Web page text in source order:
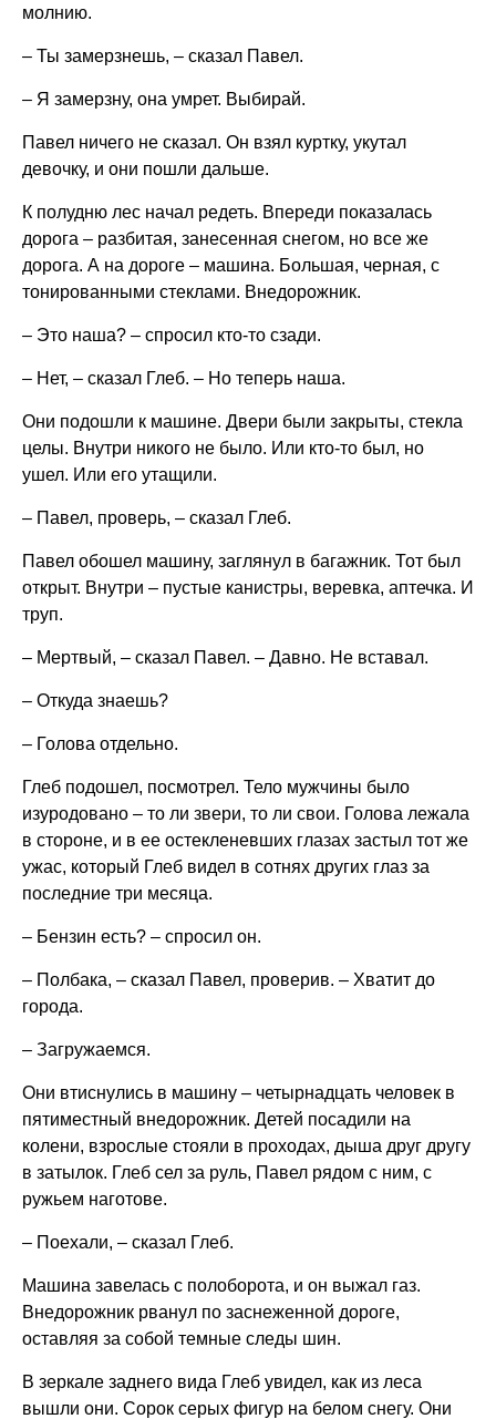
молнию.
– Ты замерзнешь, – сказал Павел.
– Я замерзну, она умрет. Выбирай.
Павел ничего не сказал. Он взял куртку, укутал
девочку, и они пошли дальше.
К полудню лес начал редеть. Впереди показалась
дорога – разбитая, занесенная снегом, но все же
дорога. А на дороге – машина. Большая, черная, с
тонированными стеклами. Внедорожник.
– Это наша? – спросил кто-то сзади.
– Нет, – сказал Глеб. – Но теперь наша.
Они подошли к машине. Двери были закрыты, стекла
целы. Внутри никого не было. Или кто-то был, но
ушел. Или его утащили.
– Павел, проверь, – сказал Глеб.
Павел обошел машину, заглянул в багажник. Тот был
открыт. Внутри – пустые канистры, веревка, аптечка. И
труп.
– Мертвый, – сказал Павел. – Давно. Не вставал.
– Откуда знаешь?
– Голова отдельно.
Глеб подошел, посмотрел. Тело мужчины было
изуродовано – то ли звери, то ли свои. Голова лежала
в стороне, и в ее остекленевших глазах застыл тот же
ужас, который Глеб видел в сотнях других глаз за
последние три месяца.
– Бензин есть? – спросил он.
– Полбака, – сказал Павел, проверив. – Хватит до
города.
– Загружаемся.
Они втиснулись в машину – четырнадцать человек в
пятиместный внедорожник. Детей посадили на
колени, взрослые стояли в проходах, дыша друг другу
в затылок. Глеб сел за руль, Павел рядом с ним, с
ружьем наготове.
– Поехали, – сказал Глеб.
Машина завелась с полоборота, и он выжал газ.
Внедорожник рванул по заснеженной дороге,
оставляя за собой темные следы шин.
В зеркале заднего вида Глеб увидел, как из леса
вышли они. Сорок серых фигур на белом снегу. Они